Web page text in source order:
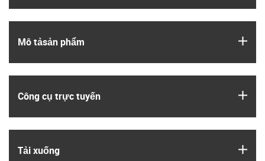
Mô tả­sản phẩm
Công cụ trực tuyến
Tải xuống